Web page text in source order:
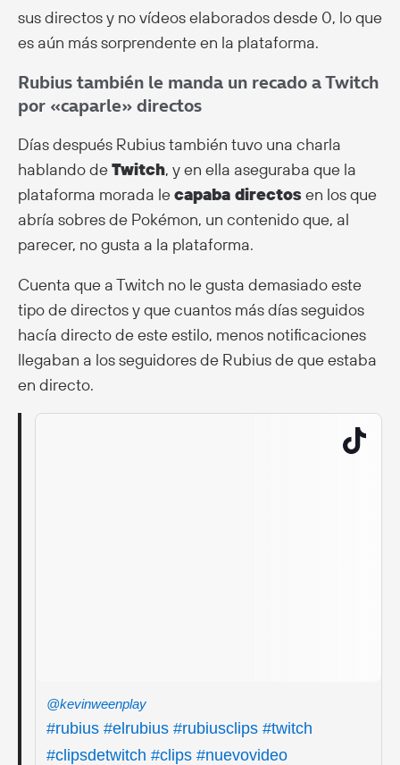
sus directos y no vídeos elaborados desde 0, lo que
es aún más sorprendente en la plataforma.
Rubius también le manda un recado a Twitch
por «caparle» directos
Días después Rubius también tuvo una charla
hablando deTwitch, y en ella aseguraba que la
plataforma morada lecapaba directos en los que
abría sobres de Pokémon, un contenido que, al
parecer, no gusta a la plataforma.
Cuenta que a Twitch no le gusta demasiado este
tipo de directos y que cuantos más días seguidos
hacía directo de este estilo, menos notificaciones
llegaban a los seguidores de Rubius de que estaba
en directo.
@kevinweenplay
#rubius #elrubius #rubiusclips #twitch
#clipsdetwitch #clips #nuevovideo